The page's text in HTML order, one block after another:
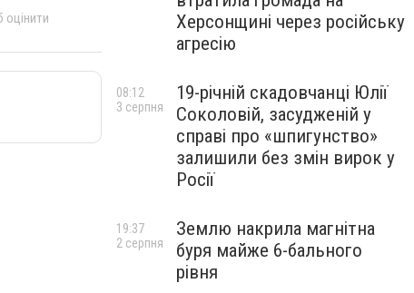
оцінити
Херсонщині через російську
агресію
19-річній скадовчанці Юлії
Соколовій, засудженій у
справі про «шпигунство»
залишили без змін вирок у
Росії
08:12
3 серпня
Землю накрила магнітна
буря майже 6-бального
рівня
19:37
2 серпня